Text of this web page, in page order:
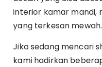
interior kamar mandi,
yang terkesan mewah.
Jika sedang mencari
kami hadirkan